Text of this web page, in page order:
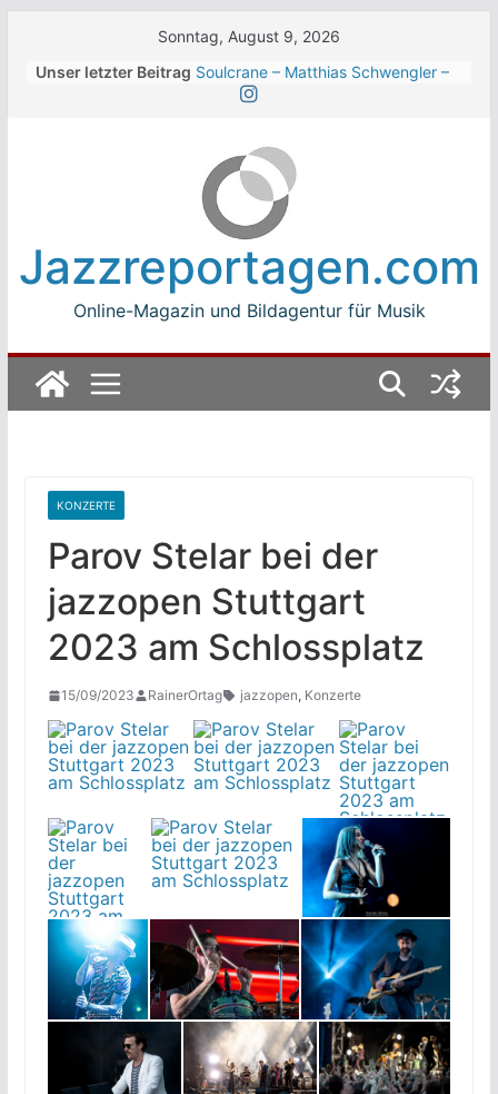
Sonntag, August 9, 2026
Unser letzter Beitrag Soulcrane – Matthias Schwengler –
Walter Trout Band beim Winterbach
Zeltspektakel 2026
The Cinelli Brothers beim
Winterbach Zeltspektakel 2026
Jean-Michel Jarre bei den jazz open
Modena auf der Piazza Roma 2026
Jazzreportagen.com
Online-Magazin und Bildagentur für Musik
KONZERTE
Parov Stelar bei der
jazzopen Stuttgart
2023 am Schlossplatz
15/09/2023 RainerOrtag jazzopen, Konzerte